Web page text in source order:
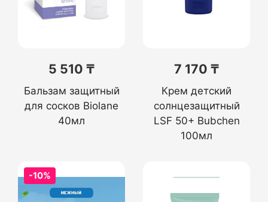
5 510 ₸
Бальзам защитный
для сосков Biolane
40мл
7 170 ₸
Крем детский
солнцезащитный
LSF 50+ Bubchen
100мл
-10%